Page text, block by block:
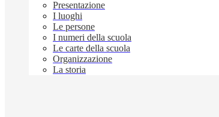
Presentazione
I luoghi
Le persone
I numeri della scuola
Le carte della scuola
Organizzazione
La storia